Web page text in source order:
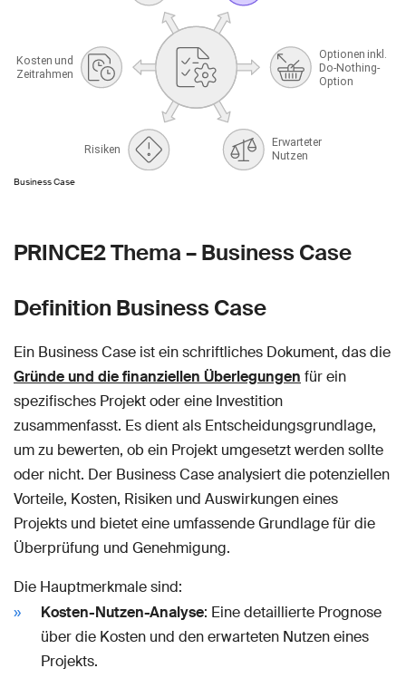
Business Case
PRINCE2 Thema – Business Case
Definition Business Case
Ein Business Case ist ein schriftliches Dokument, das die
Gründe und die finanziellen Überlegungen für ein
spezifisches Projekt oder eine Investition
zusammenfasst. Es dient als Entscheidungsgrundlage,
um zu bewerten, ob ein Projekt umgesetzt werden sollte
oder nicht. Der Business Case analysiert die potenziellen
Vorteile, Kosten, Risiken und Auswirkungen eines
Projekts und bietet eine umfassende Grundlage für die
Überprüfung und Genehmigung.
Die Hauptmerkmale sind:
Kosten-Nutzen-Analyse: Eine detaillierte Prognose
über die Kosten und den erwarteten Nutzen eines
Projekts.